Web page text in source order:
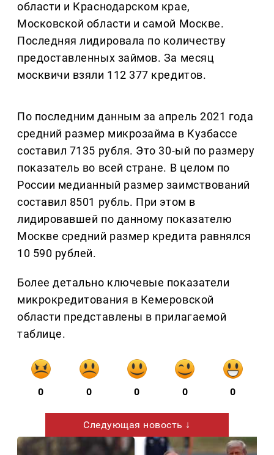
области и Краснодарском крае,
Московской области и самой Москве.
Последняя лидировала по количеству
предоставленных займов. За месяц
москвичи взяли 112 377 кредитов.
По последним данным за апрель 2021 года
средний размер микрозайма в Кузбассе
составил 7135 рубля. Это 30-ый по размеру
показатель во всей стране. В целом по
России медианный размер заимствований
составил 8501 рубль. При этом в
лидировавшей по данному показателю
Москве средний размер кредита равнялся
10 590 рублей.
Более детально ключевые показатели
микрокредитования в Кемеровской
области представлены в прилагаемой
таблице.
0 0 0 0 0
Следующая новость ↓